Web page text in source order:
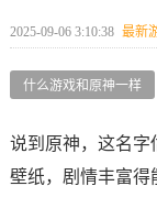
2025-09-06 3:10:38 最新
什么游戏和原神一样
说到原神，这名字
壁纸，剧情丰富得